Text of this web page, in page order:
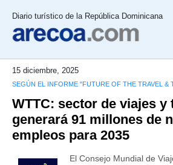
Diario turístico de la República Dominicana
15 diciembre, 2025
SEGÚN EL INFORME "FUTURE OF THE TRAVEL &
WTTC: sector de viajes y
generará 91 millones de
empleos para 2035
El Consejo Mundial de